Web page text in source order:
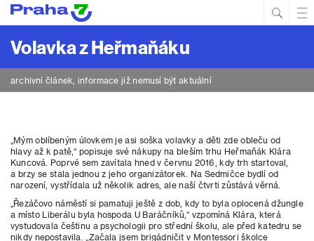
Volavka z Heřmaňáku
archivní článek, informace již nemusí být aktuální
„Mým oblíbeným úlovkem je asi soška volavky a děti zde obleču od
hlavy až k patě,“ popisuje své nákupy na bleším trhu Heřmaňák Klára
Kuncová. Poprvé sem zavítala hned v červnu 2016, kdy trh startoval,
a brzy se stala jednou z jeho organizátorek. Na Sedmičce bydlí od
narození, vystřídala už několik adres, ale naší čtvrti zůstává věrná.
„Řezáčovo náměstí si pamatuji ještě z dob, kdy to byla oplocená džungle
a místo Liberálu byla hospoda U Baráčníků,“ vzpomíná Klára, která
vystudovala češtinu a psychologii pro střední školu, ale před katedru se
nikdy nepostavila. „Začala jsem brigádničit v Montessori školce